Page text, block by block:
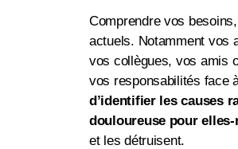
Comprendre vos
actuels. Notamment vos
vos collègues, vos amis
vos responsabilités face
d’identifier les causes
douloureuse pour elles-
et les détruisent.